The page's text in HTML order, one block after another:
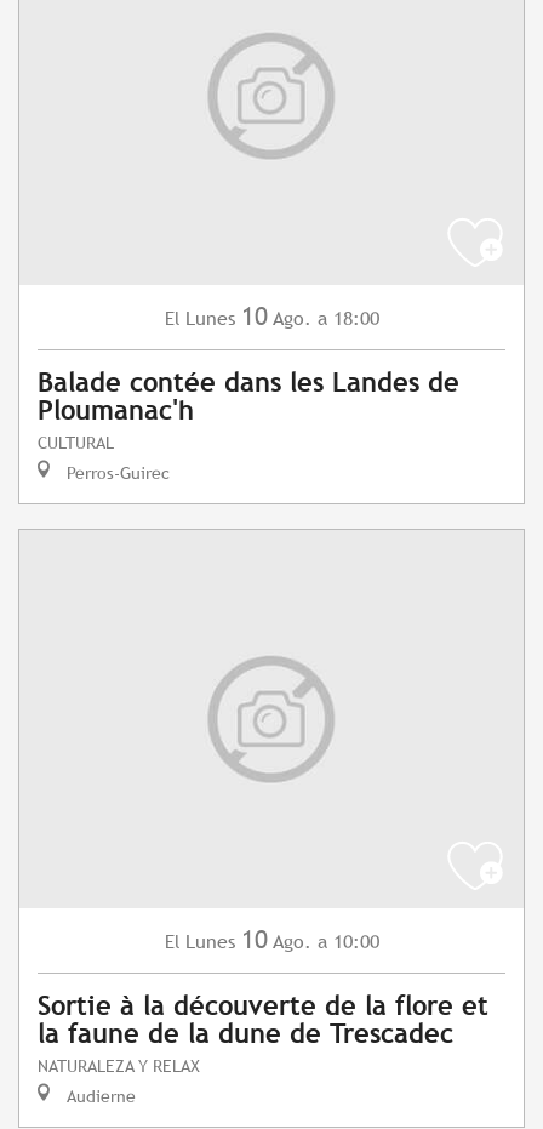
El Lunes 10 Ago. a 18:00
Balade contée dans les Landes de
Ploumanac'h
CULTURAL
Perros-Guirec
El Lunes 10 Ago. a 10:00
Sortie à la découverte de la flore et
la faune de la dune de Trescadec
NATURALEZA Y RELAX
Audierne